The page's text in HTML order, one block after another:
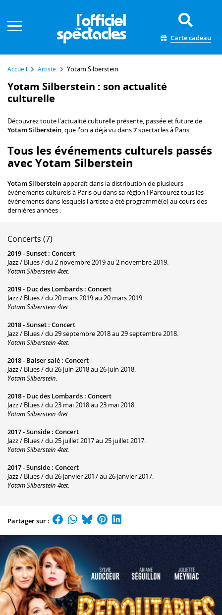
Carte cadeau
Accueil Artiste Yotam Silberstein
Yotam Silberstein : son actualité
culturelle
Découvrez toute l'actualité culturelle présente, passée et future de
Yotam Silberstein, que l'on a déjà vu dans7spectacles à Paris.
Tous les événements culturels passés
avec Yotam Silberstein
Yotam Silbersteinapparaît dans la distribution de plusieurs
événements culturels à Paris ou dans sa région ! Parcourez tous les
événements dans lesquels l'artiste a été programmé(e) au cours des
dernières années :
Concerts (7)
2019 -Sunset : Concert
Jazz / Blues / du 2 novembre 2019 au 2 novembre 2019.
Yotam Silberstein 4tet.
2019 - Duc des Lombards : Concert
Jazz / Blues / du 20 mars 2019 au 20 mars 2019.
Yotam Silberstein 4tet.
2018 -Sunset : Concert
Jazz / Blues / du 29 septembre 2018 au 29 septembre 2018.
Yotam Silberstein 4tet.
2018 - Baiser salé : Concert
Jazz / Blues / du 26 juin 2018 au 26 juin 2018.
Yotam Silberstein.
2018 - Duc des Lombards : Concert
Jazz / Blues / du 23 mai 2018 au 23 mai 2018.
Yotam Silberstein 4tet.
2017 -Sunside : Concert
Jazz / Blues / du 25 juillet 2017 au 25 juillet 2017.
Yotam Silberstein 4tet.
2017 -Sunside : Concert
Jazz / Blues / du 26 janvier 2017 au 26 janvier 2017.
Yotam Silberstein 4tet.
Partager sur :